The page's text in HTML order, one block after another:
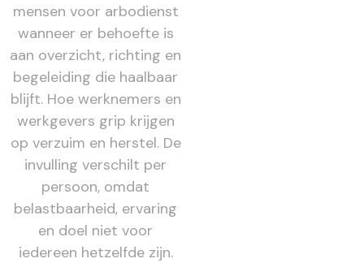
mensen voor arbodienst
wanneer er behoefte is
aan overzicht, richting en
begeleiding die haalbaar
blijft. Hoe werknemers en
werkgevers grip krijgen
op verzuim en herstel. De
invulling verschilt per
persoon, omdat
belastbaarheid, ervaring
en doel niet voor
iedereen hetzelfde zijn.